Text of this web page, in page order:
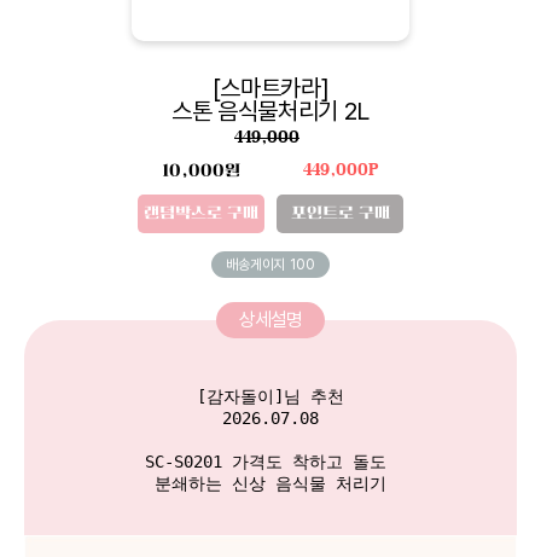
[스마트카라]
스톤 음식물처리기 2L
449,000
10,000원
랜덤박스로 구매
449,000P
포인트로 구매
배송게이지 100
상세설명
[감자돌이]님 추천
2026.07.08
SC-S0201 가격도 착하고 돌도
분쇄하는 신상 음식물 처리기